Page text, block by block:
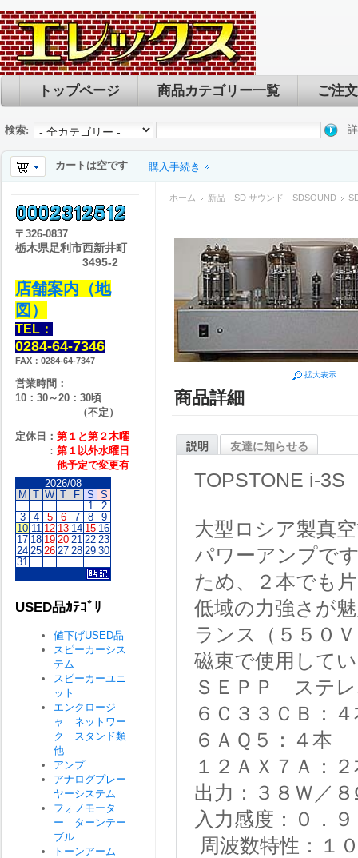
トップページ 商品カテゴリー一覧 ご注
検索:
カートは空です 購入手続き
ホーム 新品 SD サウンド SDSOUND
拡大表示
商品詳細
説明 友達に知らせる
TOPSTONE i-3S
大型ロシア製真
パワーアンプで
ため、２本でも
低域の力強さが
ランス（５５０
磁束で使用して
ＳＥＰＰ ステ
６Ｃ３３ＣＢ：
６ＡＱ５：４本
１２ＡＸ７Ａ：
出力：３８Ｗ／
入力感度：０．
周波数特性：１
〒 326-0837
栃木県足利市西新井町
3495-2
店舗案内（地
図）
TEL：
0284-64-7346
FAX：0284-64-7347
営業時間：
10：30～20：30頃
（不定）
定休日： 第１と第２木曜
： 第１以外水曜日
他予定で変更有
2026/08
M T W T F S S
1
2
3
4 5 6 7 8
9
10 11 12 13 14 15 16
17 18 19 20 21 22 23
24 25 26 27 28 29 30
31
USED品ｶﾃｺﾞﾘ
値下げUSED品
スピーカーシス
テム
スピーカーユニ
ット
エンクロージ
ャ ネットワー
ク スタンド類
他
アンプ
アナログプレー
ヤーシステム
フォノモータ
ー ターンテー
ブル
トーンアーム